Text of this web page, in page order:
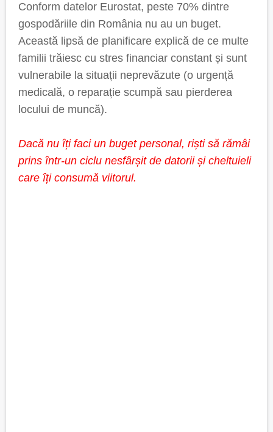
Conform datelor Eurostat, peste 70% dintre
gospodăriile din România nu au un buget.
Această lipsă de planificare explică de ce multe
familii trăiesc cu stres financiar constant și sunt
vulnerabile la situații neprevăzute (o urgență
medicală, o reparație scumpă sau pierderea
locului de muncă).
Dacă nu îți faci un buget personal, riști să rămâi
prins într-un ciclu nesfârșit de datorii și cheltuieli
care îți consumă viitorul.